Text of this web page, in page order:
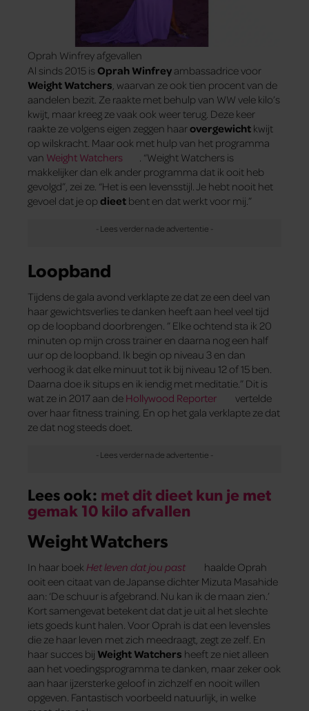
Oprah Winfrey afgevallen
Al sinds 2015 isOprah Winfrey ambassadrice voor
Weight Watchers, waarvan ze ook tien procent van de
aandelen bezit. Ze raakte met behulp van WW vele kilo’s
kwijt, maar kreeg ze vaak ook weer terug. Deze keer
raakte ze volgens eigen zeggen haarovergewicht kwijt
op wilskracht. Maar ook met hulp van het programma
van Weight Watchers
. “Weight Watchers is
makkelijker dan elk ander programma dat ik ooit heb
gevolgd”, zei ze. “Het is een levensstijl. Je hebt nooit het
gevoel dat je opdieet bent en dat werkt voor mij.”
Loopband
Tijdens de gala avond verklapte ze dat ze een deel van
haar gewichtsverlies te danken heeft aan heel veel tijd
op de loopband doorbrengen. ” Elke ochtend sta ik 20
minuten op mijn cross trainer en daarna nog een half
uur op de loopband. Ik begin op niveau 3 en dan
verhoog ik dat elke minuut tot ik bij niveau 12 of 15 ben.
Daarna doe ik situps en ik iendig met meditatie.” Dit is
wat ze in 2017 aan de Hollywood Reporter
vertelde
over haar fitness training. En op het gala verklapte ze dat
ze dat nog steeds doet.
Lees ook: met dit dieet kun je met
gemak 10 kilo afvallen
Weight Watchers
In haar boek Het leven dat jou past
haalde Oprah
ooit een citaat van de Japanse dichter Mizuta Masahide
aan: ‘De schuur is afgebrand. Nu kan ik de maan zien.’
Kort samengevat betekent dat dat je uit al het slechte
iets goeds kunt halen. Voor Oprah is dat een levensles
die ze haar leven met zich meedraagt, zegt ze zelf. En
haar succes bij Weight Watchers heeft ze niet alleen
aan het voedingsprogramma te danken, maar zeker ook
aan haar ijzersterke geloof in zichzelf en nooit willen
opgeven. Fantastisch voorbeeld natuurlijk, in welke